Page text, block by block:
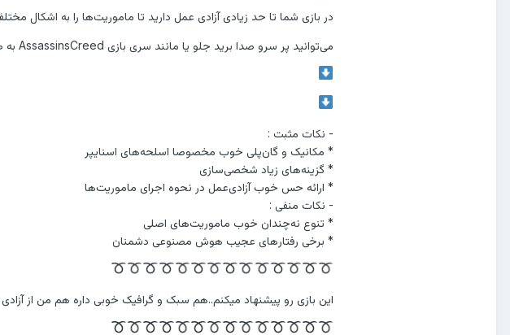
در بازی شما تا حد زیادی آزادی عمل دارید تا ماموریت‌ها را به اشکال
می‌توانید پر سرو صدا برید جلو یا مانند سری‌ بازی AssassinsCreed به صورت کاملا مخفیانه مراحل را پیش ببرید.
- نکات مثبت :
* مکانیک و گان‌پلی خوب مخصوصا اسلحه‌های اسنایپر
* گزینه‌های زیاد شخصی‌سازی
* ارائه حس خوب آزادی‌عمل در نحوه اجرای ماموریت‌ها
- نکات منفی :
* تنوع نه‌چندان خوب ماموریت‌های اصلی
* برخی رفتار‌های عجیب هوش مصنوعی دشمنان
این بازی رو پیشنهاد میکنم..هم سبک و گرافیک خوبی داره هم من از